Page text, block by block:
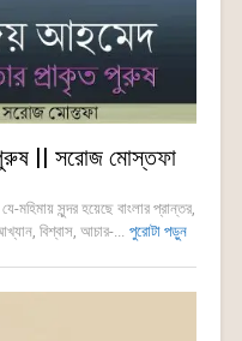
|| সরোজ মোস্তফা
সুন্দর হয়েছে বাংলার প্রান্তর,
বিশ্বাস, আচার-... পুরোটা পড়ুন